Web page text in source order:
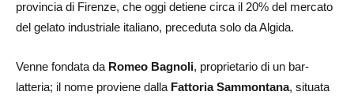
provincia di Firenze, che oggi detiene circa il 20% del mercato
del gelato industriale italiano, preceduta solo da Algida.
Venne fondata da Romeo Bagnoli, proprietario di un bar-
latteria; il nome proviene dalla Fattoria Sammontana, situata